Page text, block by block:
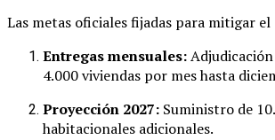
Las metas oficiales fijadas para mitigar
Entregas mensuales:
4.000 viviendas por mes hasta
Proyección 2027: Suministro de
habitacionales adicionales.